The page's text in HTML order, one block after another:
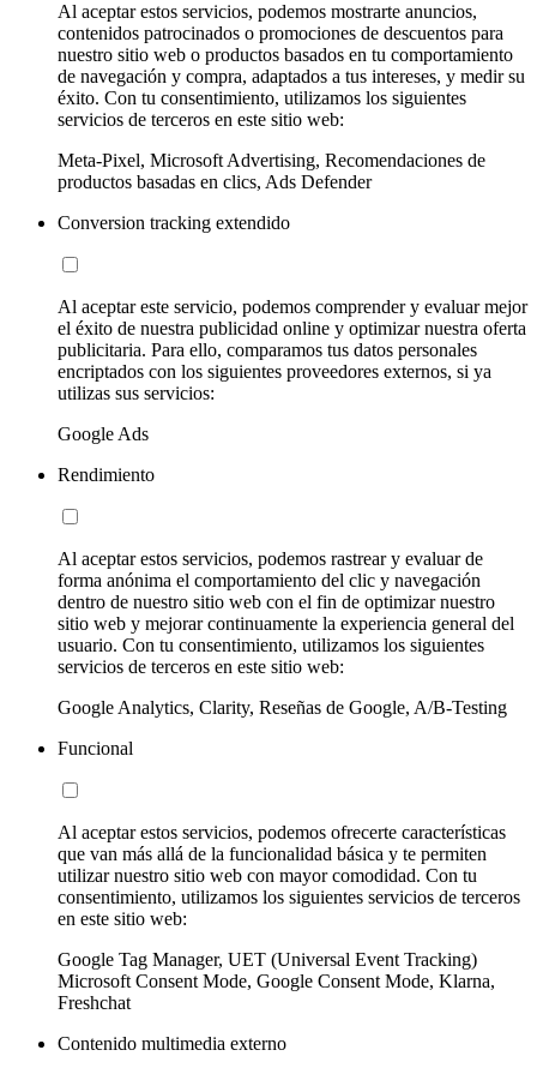
Al aceptar estos servicios, podemos mostrarte anuncios,
contenidos patrocinados o promociones de descuentos para
nuestro sitio web o productos basados en tu comportamiento
de navegación y compra, adaptados a tus intereses, y medir su
éxito. Con tu consentimiento, utilizamos los siguientes
servicios de terceros en este sitio web:
Meta-Pixel, Microsoft Advertising, Recomendaciones de
productos basadas en clics, Ads Defender
Conversion tracking extendido
Al aceptar este servicio, podemos comprender y evaluar mejor
el éxito de nuestra publicidad online y optimizar nuestra oferta
publicitaria. Para ello, comparamos tus datos personales
encriptados con los siguientes proveedores externos, si ya
utilizas sus servicios:
Google Ads
Rendimiento
Al aceptar estos servicios, podemos rastrear y evaluar de
forma anónima el comportamiento del clic y navegación
dentro de nuestro sitio web con el fin de optimizar nuestro
sitio web y mejorar continuamente la experiencia general del
usuario. Con tu consentimiento, utilizamos los siguientes
servicios de terceros en este sitio web:
Google Analytics, Clarity, Reseñas de Google, A/B-Testing
Funcional
Al aceptar estos servicios, podemos ofrecerte características
que van más allá de la funcionalidad básica y te permiten
utilizar nuestro sitio web con mayor comodidad. Con tu
consentimiento, utilizamos los siguientes servicios de terceros
en este sitio web:
Google Tag Manager, UET (Universal Event Tracking)
Microsoft Consent Mode, Google Consent Mode, Klarna,
Freshchat
Contenido multimedia externo